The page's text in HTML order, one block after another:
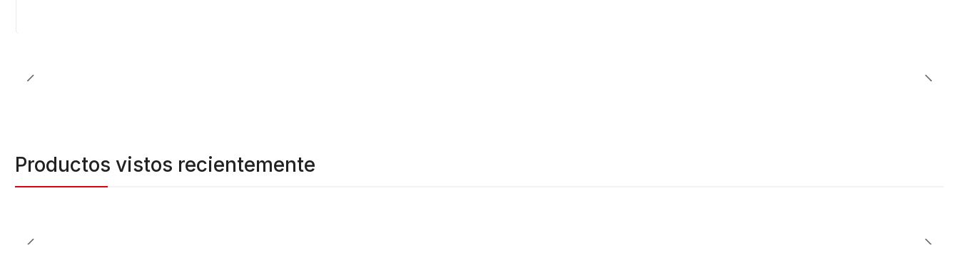
Productos vistos recientemente